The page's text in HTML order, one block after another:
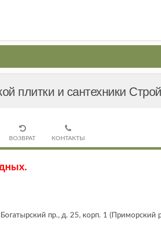
плитки и сантехники
ВОЗВРАТ КОНТАКТЫ
Богатырский пр., д. 25, корп. 1 (Приморский